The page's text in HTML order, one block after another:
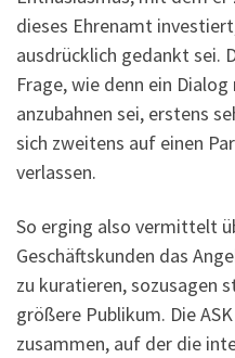
dieses Ehrenamt
ausdrücklich gedankt sei.
Frage, wie denn ein
anzubahnen sei, erstens
sich zweitens auf einen
verlassen.
So erging also vermittelt
Geschäftskunden das
zu kuratieren, sozusagen
größere Publikum. Die
zusammen, auf der die